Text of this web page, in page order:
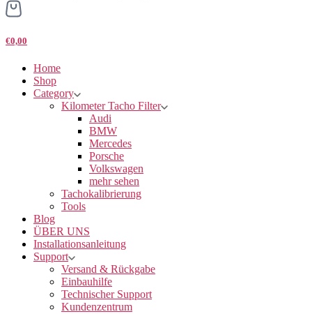
€0,00
Home
Shop
Category
Kilometer Tacho Filter
Audi
BMW
Mercedes
Porsche
Volkswagen
mehr sehen
Tachokalibrierung
Tools
Blog
ÜBER UNS
Installationsanleitung
Support
Versand & Rückgabe
Einbauhilfe
Technischer Support
Kundenzentrum